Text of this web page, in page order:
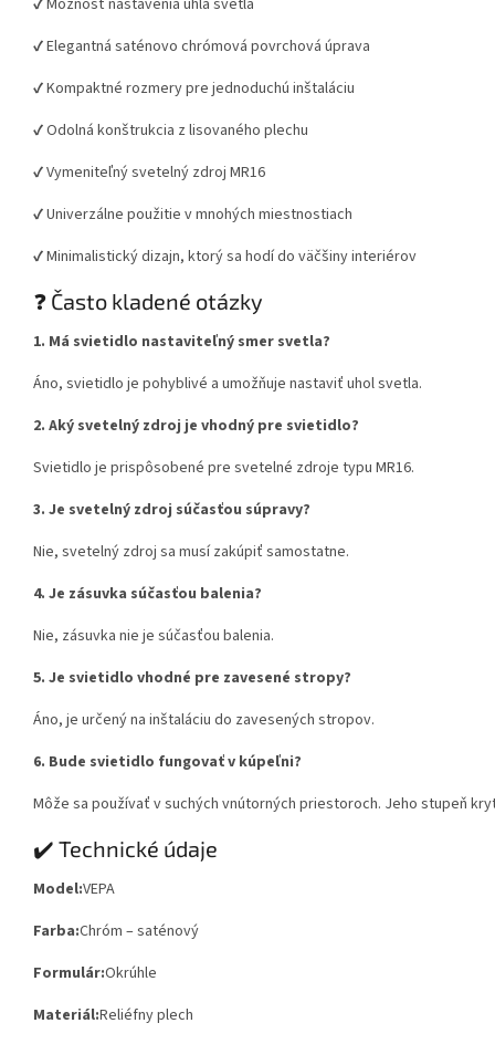
✔️ Elegantná saténovo chrómová povrchová úprava
✔️ Kompaktné rozmery pre jednoduchú inštaláciu
✔️ Odolná konštrukcia z lisovaného plechu
✔️ Vymeniteľný svetelný zdroj MR16
✔️ Univerzálne použitie v mnohých miestnostiach
✔️ Minimalistický dizajn, ktorý sa hodí do väčšiny interiérov
❓ Často kladené otázky
1. Má svietidlo nastaviteľný smer svetla?
Áno, svietidlo je pohyblivé a umožňuje nastaviť uhol svetla.
2. Aký svetelný zdroj je vhodný pre svietidlo?
Svietidlo je prispôsobené pre svetelné zdroje typu MR16.
3. Je svetelný zdroj súčasťou súpravy?
Nie, svetelný zdroj sa musí zakúpiť samostatne.
4. Je zásuvka súčasťou balenia?
Nie, zásuvka nie je súčasťou balenia.
5. Je svietidlo vhodné pre zavesené stropy?
Áno, je určený na inštaláciu do zavesených stropov.
6. Bude svietidlo fungovať v kúpeľni?
Môže sa používať v suchých vnútorných priestoroch. Jeho stupeň
✔️ Technické údaje
Model:VEPA
Farba:Chróm – saténový
Formulár:Okrúhle
Materiál:Reliéfny plech